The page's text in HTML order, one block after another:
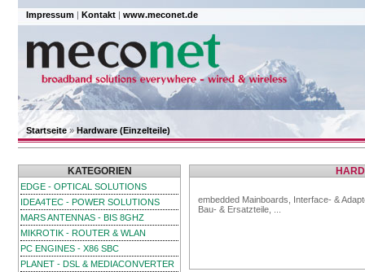
Impressum | Kontakt | www.meconet.de
Startseite»Hardware (Einzelteile)
KATEGORIEN
EDGE - OPTICAL SOLUTIONS
IDEA4TEC - POWER SOLUTIONS
MARS ANTENNAS - BIS 8GHZ
MIKROTIK - ROUTER & WLAN
PC ENGINES - X86 SBC
PLANET - DSL & MEDIACONVERTER
embedded Mainboards, Interface- &
Bau- & Ersatzteile, ...